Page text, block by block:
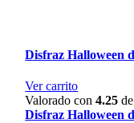
Disfraz Halloween
Ver carrito
Valorado con4.25
Disfraz Halloween